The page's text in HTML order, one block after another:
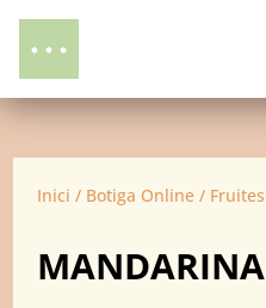
Inici / Botiga Online / Fruites
MANDARINA